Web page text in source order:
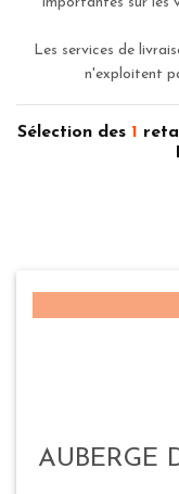
Les services de
n'exploitent
Sélection des 1
AUBERGE